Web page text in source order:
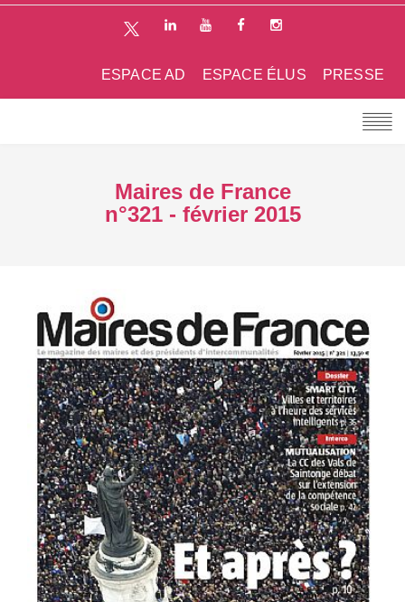
PRESSE
ESPACE ÉLUS
ESPACE AD
Maires de France
n°321 - février 2015